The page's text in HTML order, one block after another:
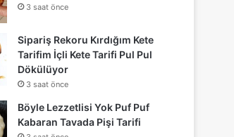
3 saat önce
Sipariş Rekoru Kırdığım Kete
Tarifim İçli Kete Tarifi Pul Pul
Dökülüyor
3 saat önce
Böyle Lezzetlisi Yok Puf Puf
Kabaran Tavada Pişi Tarifi